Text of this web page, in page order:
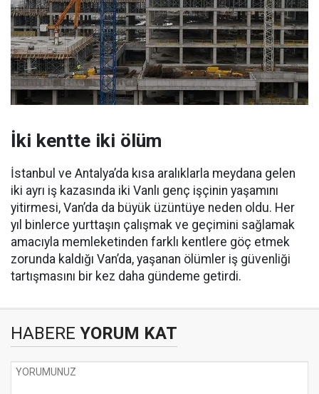
İki kentte iki ölüm
İstanbul ve Antalya’da kısa aralıklarla meydana gelen
iki ayrı iş kazasında iki Vanlı genç işçinin yaşamını
yitirmesi, Van’da da büyük üzüntüye neden oldu. Her
yıl binlerce yurttaşın çalışmak ve geçimini sağlamak
amacıyla memleketinden farklı kentlere göç etmek
zorunda kaldığı Van’da, yaşanan ölümler iş güvenliği
tartışmasını bir kez daha gündeme getirdi.
HABERE YORUM KAT